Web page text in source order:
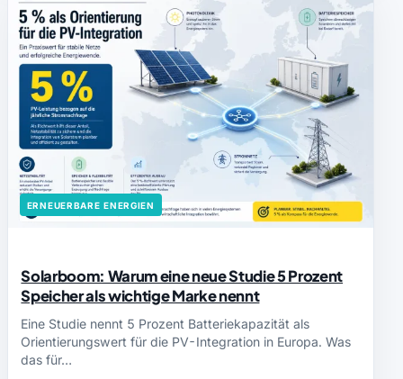
ERNEUERBARE ENERGIEN
Solarboom: Warum eine neue Studie 5 Prozent
Speicher als wichtige Marke nennt
Eine Studie nennt 5 Prozent Batteriekapazität als
Orientierungswert für die PV-Integration in Europa. Was
das für…